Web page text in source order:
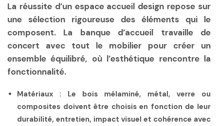
La réussite d’un espace accueil design repose sur
une sélection rigoureuse des éléments qui le
composent. La banque d’accueil travaille de
concert avec tout le mobilier pour créer un
ensemble équilibré, où l’esthétique rencontre la
fonctionnalité.
Matériaux : Le bois mélaminé, métal, verre ou
composites doivent être choisis en fonction de leur
durabilité, entretien, impact visuel et cohérence avec